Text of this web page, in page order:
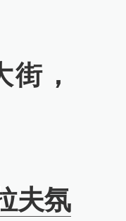
，
夫氛